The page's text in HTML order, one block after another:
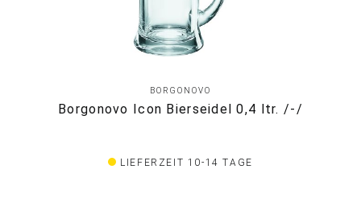
BORGONOVO
Borgonovo Icon Bierseidel 0,4 ltr. /-/
LIEFERZEIT 10-14 TAGE